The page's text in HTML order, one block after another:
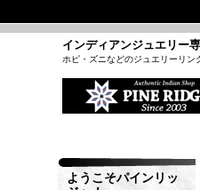
インディアンジュエリー
ホピ・ズニなどのジュエリーリン
ようこそパインリッ